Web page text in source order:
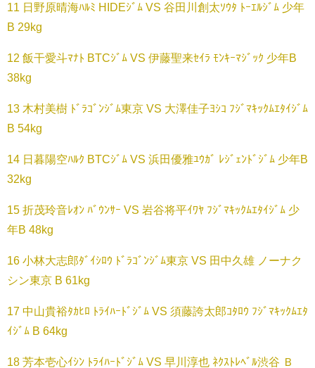
11 日野原晴海ﾊﾙﾐ HIDEｼﾞﾑ VS 谷田川創太ｿｳﾀ ﾄｰｴﾙｼﾞﾑ 少年
B 29kg
12 飯干愛斗ﾏﾅﾄ BTCｼﾞﾑ VS 伊藤聖来ｾｲﾗ ﾓﾝｷｰﾏｼﾞｯｸ 少年B
38kg
13 木村美樹 ﾄﾞﾗｺﾞﾝｼﾞﾑ東京 VS 大澤佳子ﾖｼｺ ﾌｼﾞﾏｷｯｸﾑｴﾀｲｼﾞﾑ
B 54kg
14 日暮陽空ﾊﾙｸ BTCｼﾞﾑ VS 浜田優雅ﾕｳｶﾞ ﾚｼﾞｪﾝﾄﾞｼﾞﾑ 少年B
32kg
15 折茂玲音ﾚｵﾝ ﾊﾞｳﾝｻｰ VS 岩谷将平ｲﾜﾔ ﾌｼﾞﾏｷｯｸﾑｴﾀｲｼﾞﾑ 少
年B 48kg
16 小林大志郎ﾀﾞｲｼﾛｳ ﾄﾞﾗｺﾞﾝｼﾞﾑ東京 VS 田中久雄 ノーナク
シン東京 B 61kg
17 中山貴裕ﾀｶﾋﾛ ﾄﾗｲﾊｰﾄﾞｼﾞﾑ VS 須藤誇太郎ｺﾀﾛｳ ﾌｼﾞﾏｷｯｸﾑｴﾀ
ｲｼﾞﾑ B 64kg
18 芳本壱心ｲｼﾝ ﾄﾗｲﾊｰﾄﾞｼﾞﾑ VS 早川淳也 ﾈｸｽﾄﾚﾍﾞﾙ渋谷 Ｂ